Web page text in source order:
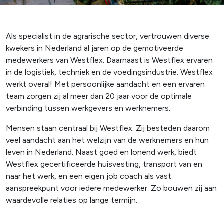
Als specialist in de agrarische sector, vertrouwen diverse
kwekers in Nederland al jaren op de gemotiveerde
medewerkers van Westflex. Daarnaast is Westflex ervaren
in de logistiek, techniek en de voedingsindustrie. Westflex
werkt overal! Met persoonlijke aandacht en een ervaren
team zorgen zij al meer dan 20 jaar voor de optimale
verbinding tussen werkgevers en werknemers.
Mensen staan centraal bij Westflex. Zij besteden daarom
veel aandacht aan het welzijn van de werknemers en hun
leven in Nederland. Naast goed en lonend werk, biedt
Westflex gecertificeerde huisvesting, transport van en
naar het werk, en een eigen job coach als vast
aanspreekpunt voor iedere medewerker. Zo bouwen zij aan
waardevolle relaties op lange termijn.